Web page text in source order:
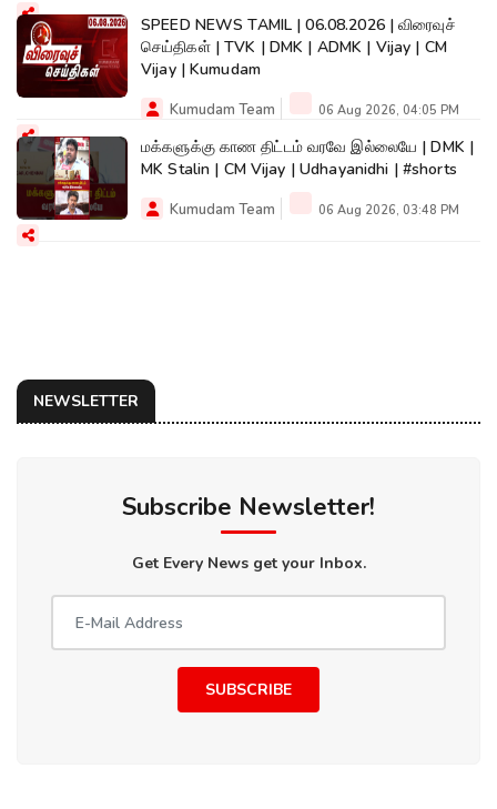
SPEED NEWS TAMIL | 06.08.2026 | விரைவுச்
செய்திகள் | TVK | DMK | ADMK | Vijay | CM
Vijay | Kumudam
Kumudam Team 06 Aug 2026, 04:05 PM
மக்களுக்கு காண திட்டம் வரவே இல்லையே | DMK |
MK Stalin | CM Vijay | Udhayanidhi | #shorts
Kumudam Team 06 Aug 2026, 03:48 PM
NEWSLETTER
Subscribe Newsletter!
Get Every News get your Inbox.
SUBSCRIBE